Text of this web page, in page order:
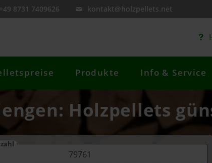
+49 8731 7409626 kontakt@holzpellets.net
Produkte Info & Service
Holzpellets